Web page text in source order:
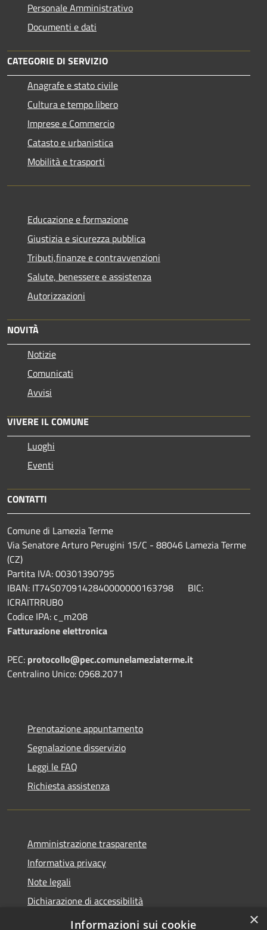
Personale Amministrativo
Documenti e dati
CATEGORIE DI SERVIZIO
Anagrafe e stato civile
Cultura e tempo libero
Imprese e Commercio
Catasto e urbanistica
Mobilità e trasporti
Educazione e formazione
Giustizia e sicurezza pubblica
Tributi,finanze e contravvenzioni
Salute, benessere e assistenza
Autorizzazioni
NOVITÀ
Notizie
Comunicati
Avvisi
VIVERE IL COMUNE
Luoghi
Eventi
CONTATTI
Comune di Lamezia Terme
Via Senatore Arturo Perugini 15/C - 88046 Lamezia Terme
(CZ)
Partita IVA: 00301390795
IBAN: IT74S0709142840000000163798 BIC:
ICRAITRRUB0
Codice IPA: c_m208
Fatturazione elettronica
PEC: protocollo@pec.comunelameziaterme.it
Centralino Unico: 0968.2071
Prenotazione appuntamento
Segnalazione disservizio
Leggi le FAQ
Richiesta assistenza
Amministrazione trasparente
Informativa privacy
Note legali
Dichiarazione di accessibilità
Feedback accessibilità
×
Informazioni sui cookie